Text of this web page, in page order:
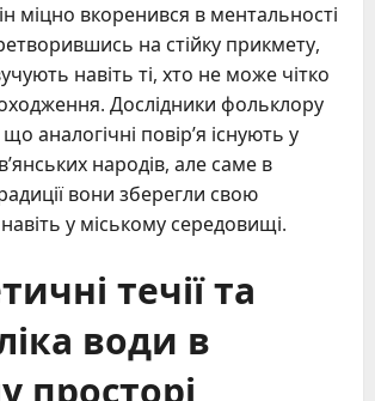
міцно вкоренився в ментальності
на стійку прикмету,
навіть ті, хто не може чітко
Дослідники фольклору
аналогічні повір’я існують у
народів, але саме в
вони зберегли свою
у міському середовищі.
течії та
води в
просторі